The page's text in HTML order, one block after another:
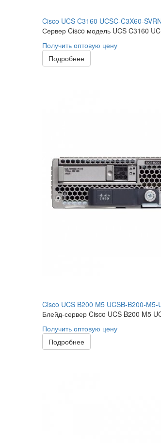
Cisco UCS C3160 UCSC-C3X60-
Сервер Cisco модель UCS C3160
Получить оптовую цену
Подробнее
Cisco UCS B200 M5 UCSB-B200-M5-
Блейд-сервер Cisco UCS B200 M5
Получить оптовую цену
Подробнее